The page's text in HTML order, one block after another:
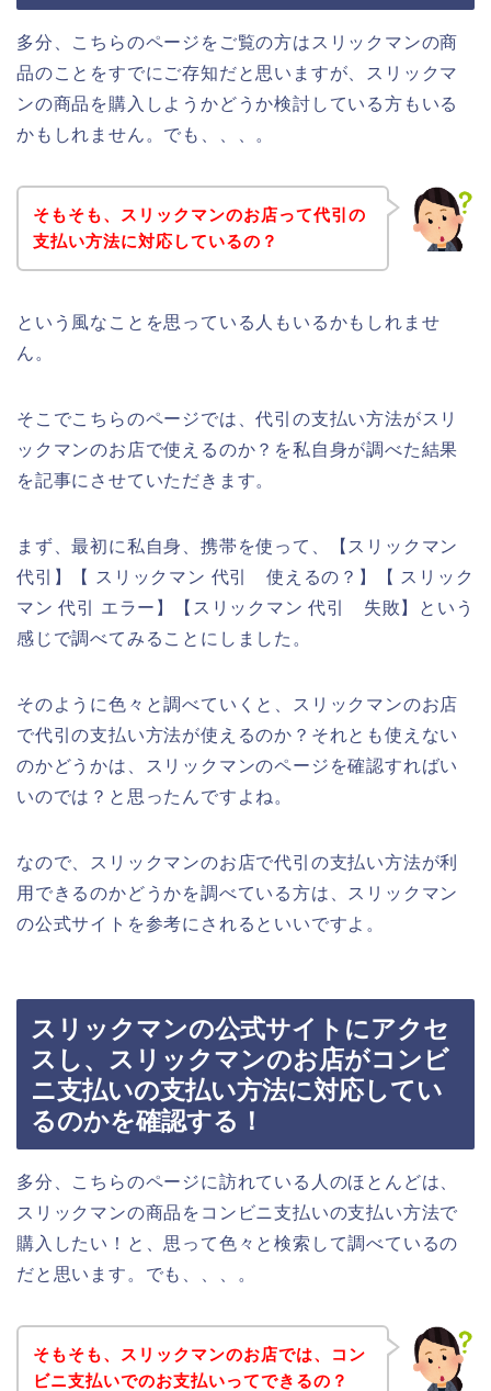
多分、こちらのページをご覧の方はスリックマンの商
品のことをすでにご存知だと思いますが、スリックマ
ンの商品を購入しようかどうか検討している方もいる
かもしれません。でも、、、。
そもそも、スリックマンのお店って代引の
支払い方法に対応しているの？
という風なことを思っている人もいるかもしれませ
ん。
そこでこちらのページでは、代引の支払い方法がスリ
ックマンのお店で使えるのか？を私自身が調べた結果
を記事にさせていただきます。
まず、最初に私自身、携帯を使って、【スリックマン
代引】【 スリックマン 代引 使えるの？】【 スリック
マン 代引 エラー】【スリックマン 代引 失敗】という
感じで調べてみることにしました。
そのように色々と調べていくと、スリックマンのお店
で代引の支払い方法が使えるのか？それとも使えない
のかどうかは、スリックマンのページを確認すればい
いのでは？と思ったんですよね。
なので、スリックマンのお店で代引の支払い方法が利
用できるのかどうかを調べている方は、スリックマン
の公式サイトを参考にされるといいですよ。
スリックマンの公式サイトにアクセ
スし、スリックマンのお店がコンビ
ニ支払いの支払い方法に対応してい
るのかを確認する！
多分、こちらのページに訪れている人のほとんどは、
スリックマンの商品をコンビニ支払いの支払い方法で
購入したい！と、思って色々と検索して調べているの
だと思います。でも、、、。
そもそも、スリックマンのお店では、コン
ビニ支払いでのお支払いってできるの？